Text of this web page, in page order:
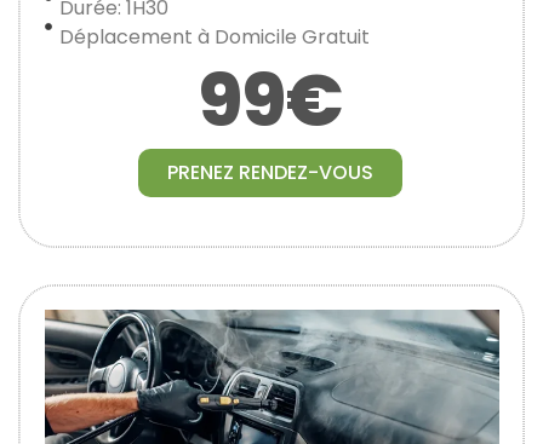
Durée: 1H30
Déplacement à Domicile Gratuit
99€
PRENEZ RENDEZ-VOUS